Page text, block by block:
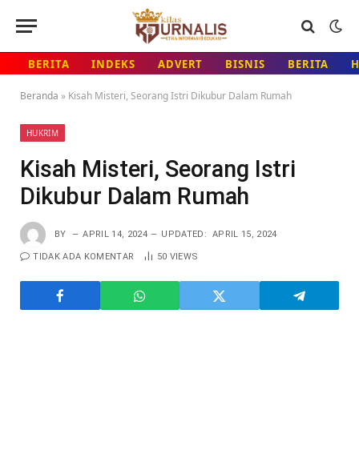
BERITA INDEKS ADVERT BISNIS BERITA
Beranda » Kisah Misteri, Seorang Istri Dikubur Dalam Rumah
HUKRIM
Kisah Misteri, Seorang Istri
Dikubur Dalam Rumah
BY APRIL 14, 2024 UPDATED: APRIL 15, 2024
TIDAK ADA KOMENTAR 50 VIEWS